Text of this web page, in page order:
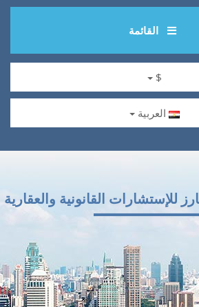
القائمة
$
العربية
للإستشارات القانونية والعقارية